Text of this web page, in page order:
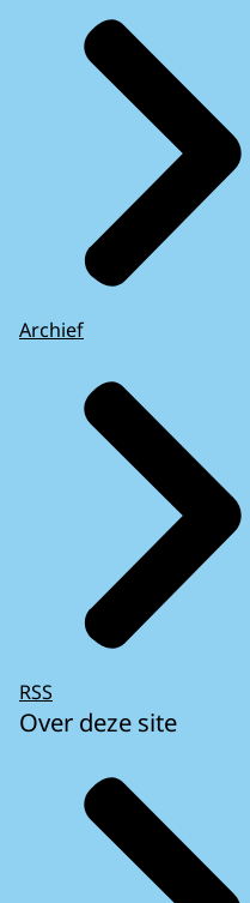
Archief
RSS
Over deze site